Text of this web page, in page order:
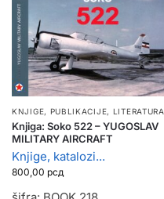
KNJIGE, PUBLIKACIJE, LITERATURA
Knjiga: Soko 522 – YUGOSLAV
MILITARY AIRCRAFT
Knjige, katalozi...
800,00 рсд